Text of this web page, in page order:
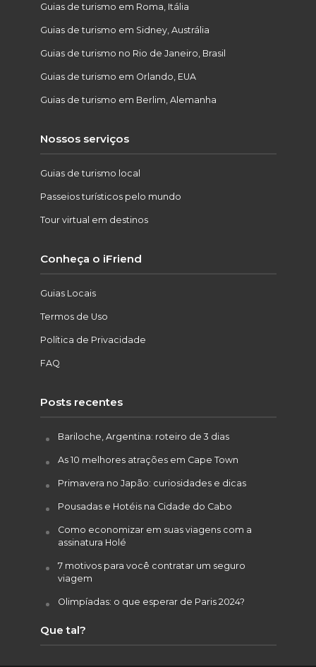
Guias de turismo em Roma, Itália
Guias de turismo em Sidney, Austrália
Guias de turismo no Rio de Janeiro, Brasil
Guias de turismo em Orlando, EUA
Guias de turismo em Berlim, Alemanha
Nossos serviços
Guias de turismo local
Passeios turísticos pelo mundo
Tour virtual em destinos
Conheça o iFriend
Guias Locais
Termos de Uso
Política de Privacidade
FAQ
Posts recentes
Bariloche, Argentina: roteiro de 3 dias
As 10 melhores atrações em Cape Town
Primavera no Japão: curiosidades e dicas
Pousadas e Hotéis na Cidade do Cabo
Como economizar em suas viagens com a
assinatura Holé
7 motivos para você contratar um seguro
viagem
Olimpíadas: o que esperar de Paris 2024?
Que tal?